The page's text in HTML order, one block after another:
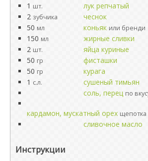
1 шт.
лук репчатый
2 зубчика
чеснок
50 мл коньяк или бренди
150 мл
жирные сливки
2 шт.
яйца куриные
50 гр
фисташки
50 гр
курага
1 с.л.
сушеный тимьян
соль, перец по
кардамон, мускатный орех щепотка
сливочное масло
Инструкции